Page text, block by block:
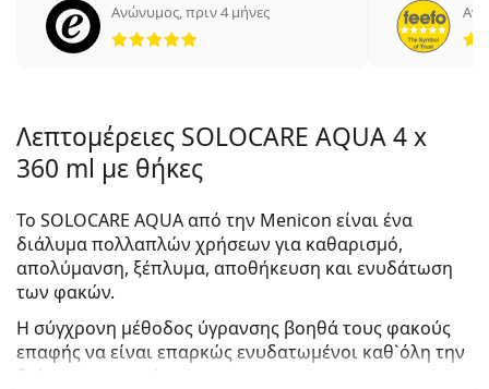
Ανώνυμος,πριν 4 μήνες
5 αξιολογήσεις από 5
Λεπτομέρειες SOLOCARE AQUA 4 x
360 ml με θήκες
Το SOLOCARE AQUA από την Menicon είναι ένα
διάλυμα πολλαπλών χρήσεων για καθαρισμό,
απολύμανση, ξέπλυμα, αποθήκευση και ενυδάτωση
των φακών.
Η σύγχρονη μέθοδος ύγρανσης βοηθά τους φακούς
επαφής να είναι επαρκώς ενυδατωμένοι καθ`όλη την
διάρκεια της ημέρα.